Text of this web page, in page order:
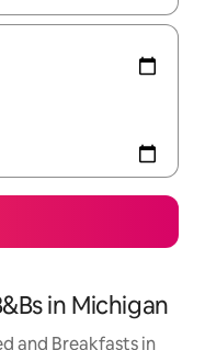
in Michigan
and Breakfasts in